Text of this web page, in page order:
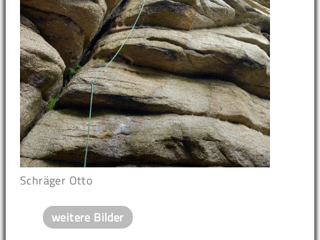
Schräger Otto
weitere Bilder